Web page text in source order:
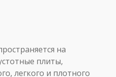
на
плиты,
легкого и плотного